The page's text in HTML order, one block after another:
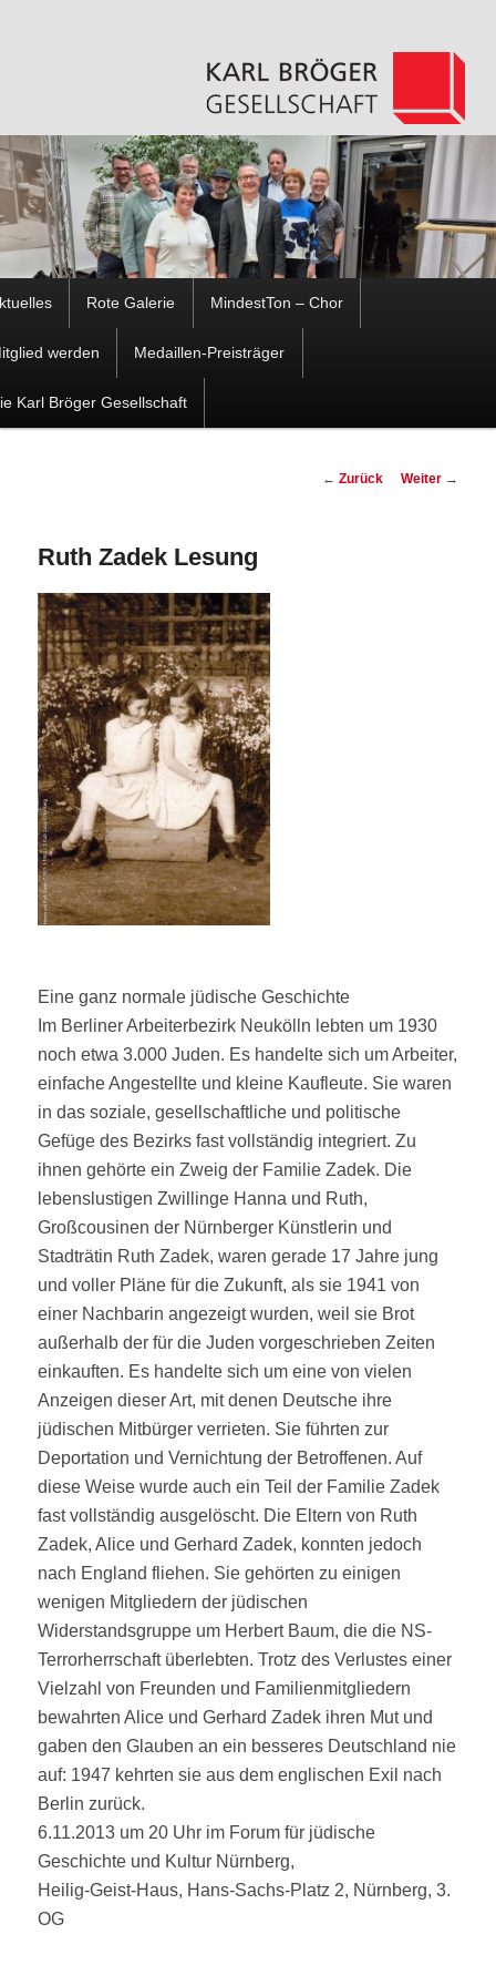
Zum
wechseln
Zum
Inhalt
Rote Galerie MindestTon – Chor
werden Medaillen-Preisträger
Karl Bröger Gesellschaft
Beitragsnavigation
← Zurück Weiter →
Ruth Zadek Lesung
Eine ganz normale jüdische Geschichte
Im Berliner Arbeiterbezirk Neukölln lebten um 1930
noch etwa 3.000 Juden. Es handelte sich um Arbeiter,
einfache Angestellte und kleine Kaufleute. Sie waren
in das soziale, gesellschaftliche und politische
Gefüge des Bezirks fast vollständig integriert. Zu
ihnen gehörte ein Zweig der Familie Zadek. Die
lebenslustigen Zwillinge Hanna und Ruth,
Großcousinen der Nürnberger Künstlerin und
Stadträtin Ruth Zadek, waren gerade 17 Jahre jung
und voller Pläne für die Zukunft, als sie 1941 von
einer Nachbarin angezeigt wurden, weil sie Brot
außerhalb der für die Juden vorgeschrieben Zeiten
einkauften. Es handelte sich um eine von vielen
Anzeigen dieser Art, mit denen Deutsche ihre
jüdischen Mitbürger verrieten. Sie führten zur
Deportation und Vernichtung der Betroffenen. Auf
diese Weise wurde auch ein Teil der Familie Zadek
fast vollständig ausgelöscht. Die Eltern von Ruth
Zadek, Alice und Gerhard Zadek, konnten jedoch
nach England flie­hen. Sie gehörten zu einigen
wenigen Mitgliedern der jüdischen
Widerstandsgruppe um Herbert Baum, die die NS-
Terrorherrschaft überlebten. Trotz des Verlustes einer
Vielzahl von Freunden und Familienmitgliedern
bewahrten Alice und Gerhard Zadek ihren Mut und
gaben den Glauben an ein besseres Deutschland nie
auf: 1947 kehrten sie aus dem englischen Exil nach
Berlin zurück.
6.11.2013 um 20 Uhr im Forum für jüdische
Geschichte und Kultur Nürnberg,
Heilig-Geist-Haus, Hans-Sachs-Platz 2, Nürnberg, 3.
OG